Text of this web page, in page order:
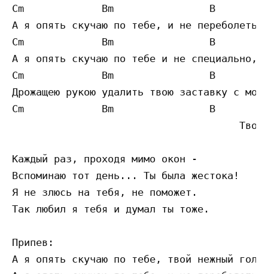
Cm             Bm                B
А я опять скучаю по тебе, и не переболеть
Cm             Bm                B
А я опять скучаю по тебе и не специально,
Cm             Bm                B
Дрожащею рукою удалить твою заставку с
Cm             Bm                B
Каждый раз, проходя мимо окон -
Вспоминаю тот день... Ты была жестока!
Я не злюсь на тебя, не поможет.
Так любил я тебя и думал ты тоже.
Припев:
А я опять скучаю по тебе, твой нежный